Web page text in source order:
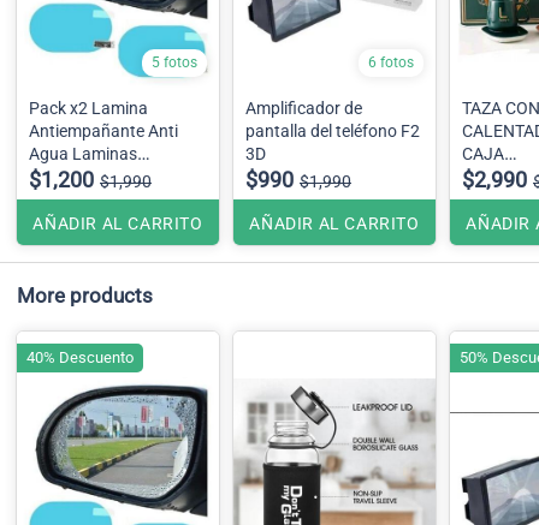
5 fotos
Pack x2 Lamina
Antiempañante Anti
Agua Laminas
Ovaladas ,Espejo
Retrovisor
$1,200 $1,990
AÑADIR AL CARRITO
6 fotos
Amplificador de
pantalla del teléfono F2
3D
$990 $1,990
AÑADIR AL CARRITO
TAZA CON
CALENTADOR
CAJA
Colores
Rojo y
Se
azar
$2,990
AÑADIR
More products
40% Descuento 50%